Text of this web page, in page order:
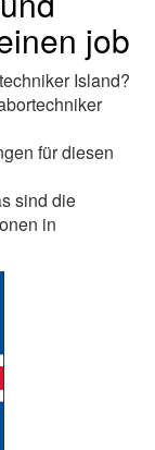
job
Island?
für diesen
sind die
in